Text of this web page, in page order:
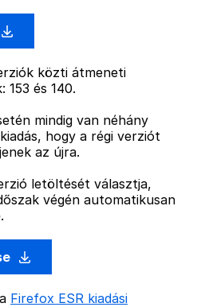
közti átmeneti
153 és 140.
mindig van néhány
hogy a régi verziót
az újra.
letöltését választja,
végén automatikusan
Firefox ESR kiadási